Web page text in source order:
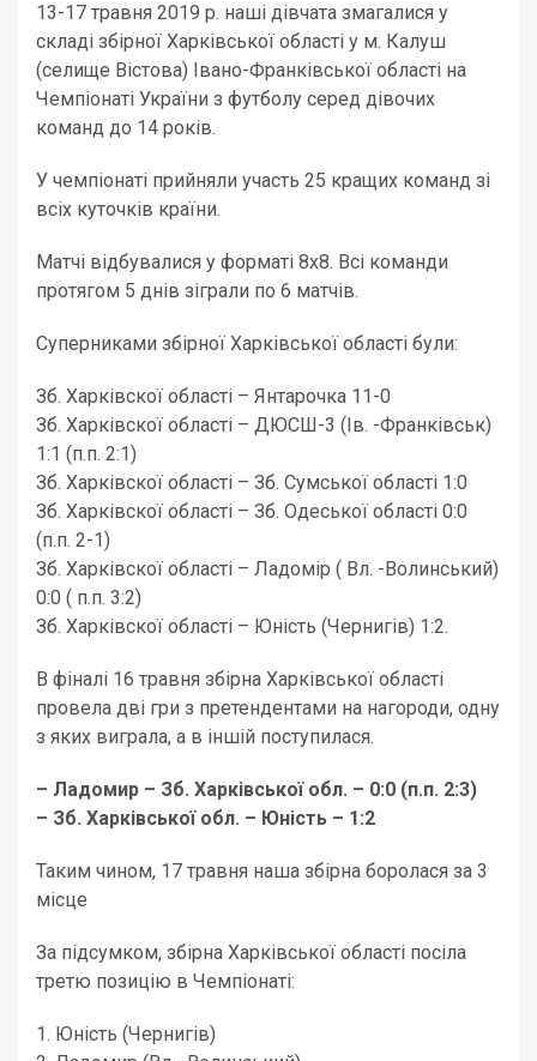
13-17 травня 2019 р. наші дівчата змагалися у
складі збірної Харківської області у м. Калуш
(селище Вістова) Івано-Франківської області на
Чемпіонаті України з футболу серед дівочих
команд до 14 років.
У чемпіонаті прийняли участь 25 кращих команд зі
всіх куточків країни.
Матчі відбувалися у форматі 8х8. Всі команди
протягом 5 днів зіграли по 6 матчів.
Суперниками збірної Харківської області були:
Зб. Харківскої області – Янтарочка 11-0
Зб. Харківскої області – ДЮСШ-3 (Ів. -Франківськ)
1:1 (п.п. 2:1)
Зб. Харківскої області – Зб. Сумської області 1:0
Зб. Харківскої області – Зб. Одеської області 0:0
(п.п. 2-1)
Зб. Харківскої області – Ладомір ( Вл. -Волинський)
0:0 ( п.п. 3:2)
Зб. Харківскої області – Юність (Чернигів) 1:2.
В фіналі 16 травня збірна Харківської області
провела дві гри з претендентами на нагороди, одну
з яких виграла, а в іншій поступилася.
– Ладомир – Зб. Харківської обл. – 0:0 (п.п. 2:3)
– Зб. Харківської обл. – Юність – 1:2
Таким чином, 17 травня наша збірна боролася за 3
місце
За підсумком, збірна Харківської області посіла
третю позицію в Чемпіонаті:
1. Юність (Чернигів)